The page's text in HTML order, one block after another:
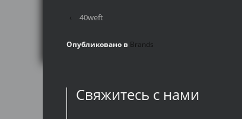
‹ 40weft
Опубликовано в Brands
Свяжитесь с нами